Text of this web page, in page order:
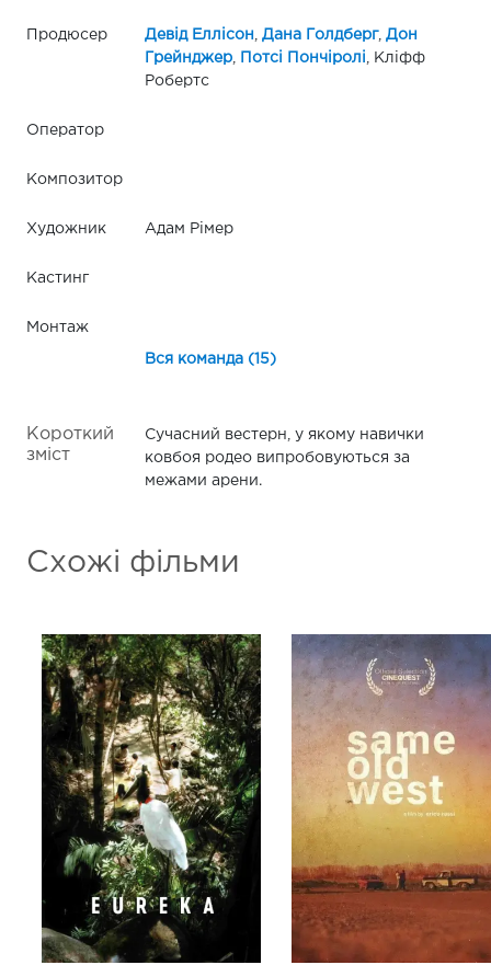
Продюсер Девід Еллісон , Дана Голдберг, Дон
Грейнджер, Потсі Пончіролі , Кліфф
Робертс
Оператор
Композитор
Художник Адам Рімер
Кастинг
Монтаж
Вся команда (15)
Короткий
зміст
Сучасний вестерн, у якому навички
ковбоя родео випробовуються за
межами арени.
Схожі фільми